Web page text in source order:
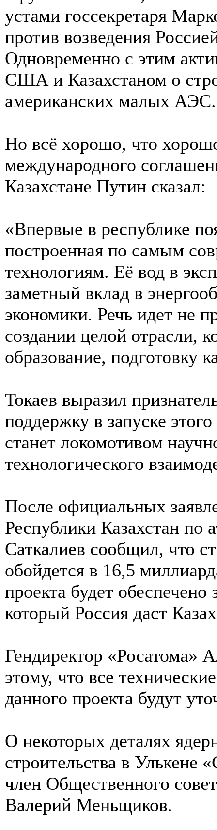
устами госсекретаря
против возведения
Одновременно с этим
США и Казахстаном о
американских малых АЭС.
Но всё хорошо, что
международного
Казахстане Путин сказал:
«Впервые в республике
построенная по самым
технологиям. Её вод в
заметный вклад в
экономики. Речь идет не
создании целой отрасли,
образование, подготовку
Токаев выразил
поддержку в запуске
станет локомотивом
технологического
После официальных
Республики Казахстан по
Саткалиев сообщил, что
обойдется в 16,5
проекта будет обеспечено
который Россия даст
Гендиректор «Росатома»
этому, что все
данного проекта будут
О некоторых деталях
строительства в Улькене
член Общественного
Валерий Меньщиков.